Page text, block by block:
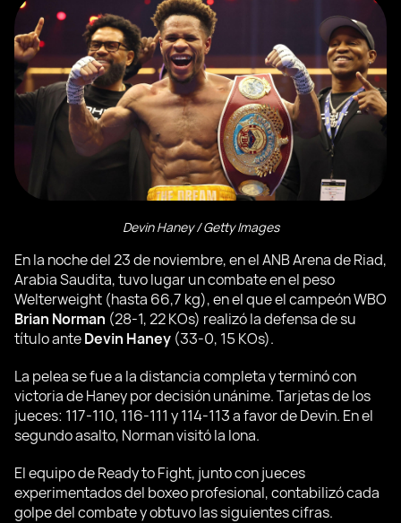
Devin Haney / Getty Images
En la noche del 23 de noviembre, en el ANB Arena de Riad,
Arabia Saudita, tuvo lugar un combate en el peso
Welterweight (hasta 66,7 kg), en el que el campeón WBO
Brian Norman (28-1, 22 KOs) realizó la defensa de su
título anteDevin Haney (33-0, 15 KOs).
La pelea se fue a la distancia completa y terminó con
victoria de Haney por decisión unánime. Tarjetas de los
jueces: 117-110, 116-111 y 114-113 a favor de Devin. En el
segundo asalto, Norman visitó la lona.
El equipo de Ready to Fight, junto con jueces
experimentados del boxeo profesional, contabilizó cada
golpe del combate y obtuvo las siguientes cifras.